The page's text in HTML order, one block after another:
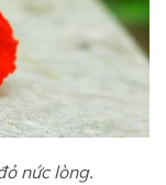
nức lòng.